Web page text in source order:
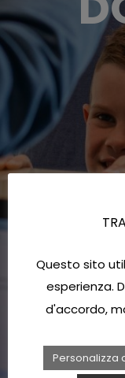
Questo sito
esperienza.
d'accordo,
Personalizza